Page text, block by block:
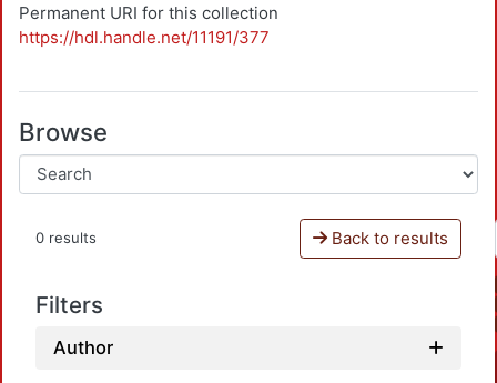
Permanent URI for this collection
https://hdl.handle.net/11191/377
Browse
0 results Back to results
Filters
Author